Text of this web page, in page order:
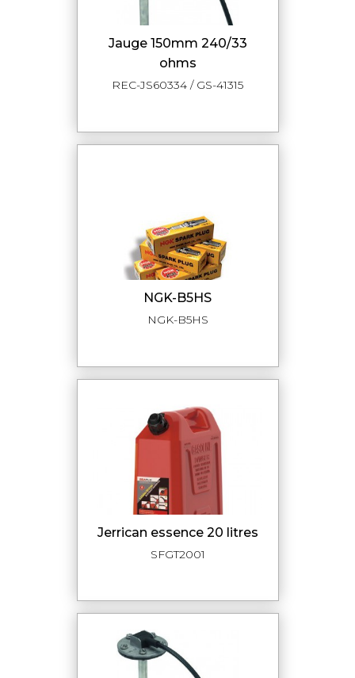
jauge 150mm 240/33
ohms
REC-JS60334 / GS-41315
NGK-B5HS
NGK-B5HS
jerrican essence 20 litres
SFGT2001